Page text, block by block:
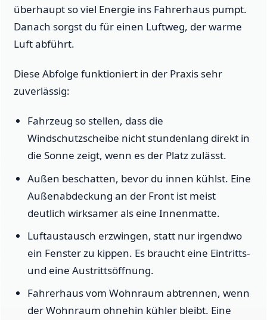
überhaupt so viel Energie ins Fahrerhaus pumpt.
Danach sorgst du für einen Luftweg, der warme
Luft abführt.
Diese Abfolge funktioniert in der Praxis sehr
zuverlässig:
Fahrzeug so stellen, dass die
Windschutzscheibe nicht stundenlang direkt in
die Sonne zeigt, wenn es der Platz zulässt.
Außen beschatten, bevor du innen kühlst. Eine
Außenabdeckung an der Front ist meist
deutlich wirksamer als eine Innenmatte.
Luftaustausch erzwingen, statt nur irgendwo
ein Fenster zu kippen. Es braucht eine Eintritts-
und eine Austrittsöffnung.
Fahrerhaus vom Wohnraum abtrennen, wenn
der Wohnraum ohnehin kühler bleibt. Eine